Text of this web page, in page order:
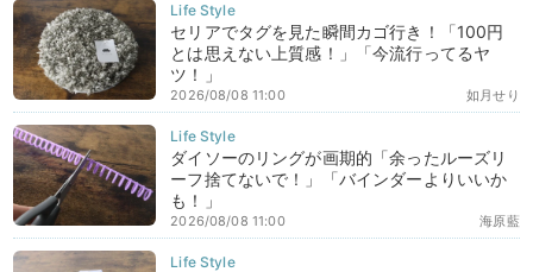
セリアでタグを見た瞬間カゴ行き！「100円
とは思えない上質感！」「今流行ってるヤ
ツ！」
如月せり
2026/08/08 11:00
ダイソーのリングが画期的「余ったルーズリ
ーフ捨てないで！」「バインダーよりいいか
も！」
海原藍
2026/08/08 11:00